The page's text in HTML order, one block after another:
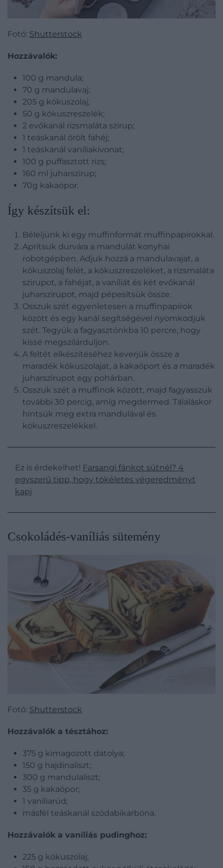
Fotó: Shutterstock
Hozzávalók:
100 g mandula;
70 g mandulavaj;
205 g kókuszolaj;
50 g kókuszreszelék;
2 evőkanál rizsmaláta szirup;
1 teáskanál őrölt fahéj;
1 teáskanál vaníliakivonat;
100 g puffasztott rizs;
160 ml juharszirup;
70g kakaópor.
Így készítsük el:
Béleljünk ki egy muffinformát muffinpapírokkal.
Aprítsuk durvára a mandulát konyhai
robotgépben. Adjuk hozzá a mandulavajat, a
kókuszolaj felét, a kókuszreszeléket, a rizsmaláta
szirupot, a fahéjat, a vaníliát és két evőkanál
juharszirupot, majd pépesítsük össze.
Osszuk szét egyenletesen a muffinpapírok
között és egy kanál segítségével nyomkodjuk
szét. Tegyük a fagyasztónkba 10 percre, hogy
kissé megszilárduljon.
A feltét elkészítéséhez keverjük össze a
maradék kókuszolajat, a kakaóport és a maradék
juharszirupot egy pohárban.
Osszuk szét a muffinok között, majd fagyasszuk
további 30 percig, amíg megdermed. Tálaláskor
hintsük meg extra mandulával és
kókuszreszelékkel.
Ez is érdekelhet! Farsangi fánkot sütnél? 4
egyszerű tipp, hogy tökéletes végeredményt
kapj
Csokoládés-vaníliás sütemény
Fotó: Shutterstock
Hozzávalók a tésztához:
375 g kimagozott datolya;
150 g hajdinaliszt;
300 g mandulaliszt;
35 g kakaópor;
1 vaníliarúd;
másfél teáskanál szódabikarbóna.
Hozzávalók a vaníliás pudinghoz:
225 g kókuszolaj;